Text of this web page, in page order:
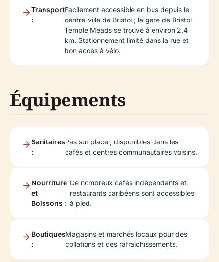
Transport
:
Facilement accessible en bus depuis le
centre-ville de Bristol ; la gare de Bristol
Temple Meads se trouve à environ 2,4
km. Stationnement limité dans la rue et
bon accès à vélo.
Équipements
Sanitaires
:
Pas sur place ; disponibles dans les
cafés et centres communautaires voisins.
Nourriture
et
Boissons :
De nombreux cafés indépendants et
restaurants caribéens sont accessibles
à pied.
Boutiques
:
Magasins et marchés locaux pour des
collations et des rafraîchissements.